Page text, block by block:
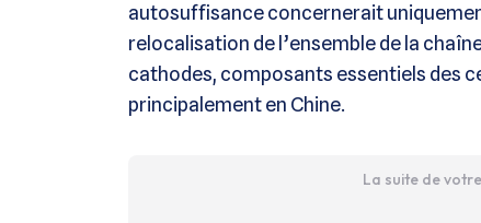
autosuffisance concernerait
relocalisation de l’ensemble de la
cathodes, composants essentiels des
principalement en Chine.
La suite de